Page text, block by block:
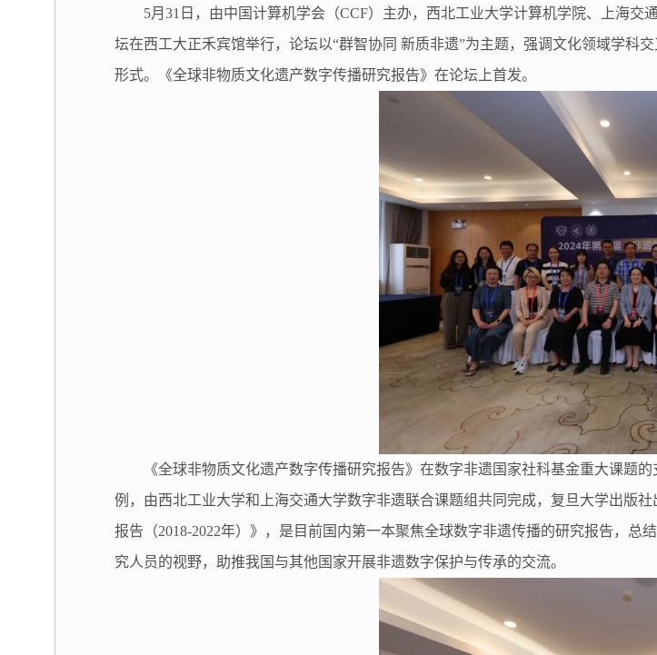
5月31日，由中国计算机学会（CCF）主办，西北工业大学计算机学院、上海
坛在西工大正禾宾馆举行，论坛以“群智协同 新质非遗”为主题，强调文化领域学科
形式。《全球非物质文化遗产数字传播研究报告》在论坛上首发。
《全球非物质文化遗产数字传播研究报告》在数字非遗国家社科基金重大课题
例，由西北工业大学和上海交通大学数字非遗联合课题组共同完成，复旦大学出版
报告（2018-2022年）》，是目前国内第一本聚焦全球数字非遗传播的研究报告，
究人员的视野，助推我国与其他国家开展非遗数字保护与传承的交流。